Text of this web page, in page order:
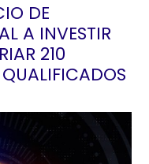
DE
A INVESTIR
210